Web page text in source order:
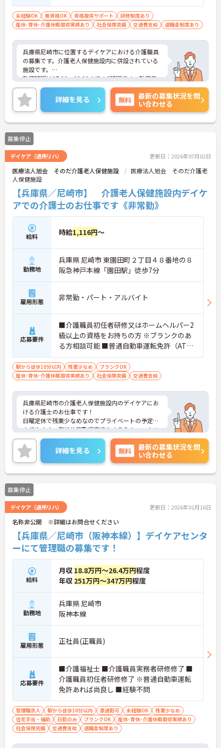
未経験OK 無資格OK 資格取得サポート
研修制度あり
産休･育休･介護休暇取得実績あり
社会保険完備 交通費支給 退職金制度あり
兵庫県尼崎市に位置するデイケアにおける介護職員
の募集です。介護老人保健施設内に併設されている
施設です。
勤務時間は07:00～09:00までの2時間です。勤務日
数は週2日～週3日なので、無理なくプライベートを
大切にしながらご勤務いただけます。
ご興味のある方には、面接対策ポイントなど、さら
に詳細をお話しいたしますのでお気軽にご相談くだ
さい！
詳細を見る 無料
最新の募集状況を問
い合わせる
募集停止
デイケア（通所リハ） 更新日：2026年07月02日
医療法人旭会 そのだ介護老人保健施設
医療法人旭会 そのだ介護老
人保健施設
【兵庫県／尼崎市】 介護老人保健施設内デイケ
アでの介護士のお仕事です《非常勤》
給料 時給1,116円～
勤務地
兵庫県 尼崎市 東園田町２丁目４８番地の８
阪急神戸本線「園田駅」徒歩7分
雇用形態 非常勤・パート・アルバイト
応募要件
■介護職員初任者研修又はホームヘルパー2
級以上の資格をお持ちの方 ※ブランクのあ
る方相談可能 ■普通自動車運転免許（AT限
定可）
駅から徒歩10分以内 残業少なめ
ブランクOK
産休･育休･介護休暇取得実績あり
社会保険完備 交通費支給
兵庫県尼崎市の介護老人保健施設内のデイケアにお
ける介護士のお仕事です！
日曜定休で残業少なめなのでプライベートの予定も
立てやすく、有給休暇取得実績やくるみんマークの
取得など子育て中の方にも安心の体制が整っている
施設です！
ご興味ある方には、面接のポイントなど、さらに詳
細をお話致しますのでお気軽にご相談ください。
詳細を見る 無料
最新の募集状況を問
い合わせる
募集停止
デイケア（通所リハ） 更新日：2026年01月16日
名称非公開 ※詳細はお問合せください
【兵庫県／尼崎市（阪神本線）】デイケアセンタ
ーにて管理職の募集です！
給料
月収 18.8万円～26.4万円程度
年収 251万円～347万円程度
勤務地
兵庫県 尼崎市
阪神本線
雇用形態 正社員(正職員)
応募要件
■介護福祉士 ■介護職員実務者研修修了 ■
介護職員初任者研修修了 ※普通自動車運転
免許あれば尚良し ■経験不問
管理職求人 駅から徒歩10分以内 車通勤可 未経験OK
残業少なめ
住宅手当・補助
日勤のみ ブランクOK
産休･育休･介護休暇取得実績あり
社会保険完備
交通費支給 退職金制度あり